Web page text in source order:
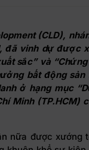
(CLD),
đã vinh dự được
sắc” và
bất động sản
ở hạng mục
Minh (TP.HCM)
nữa được xướng